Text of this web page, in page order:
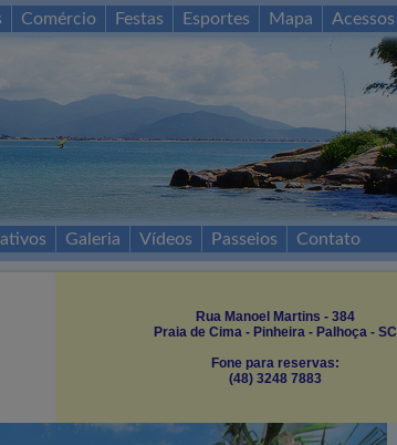
Comércio Festas Esportes Mapa Acessos
Galeria Vídeos Passeios Contato
Rua Manoel Martins - 384
Praia de Cima - Pinheira - Palhoça - SC
Fone para reservas:
(48) 3248 7883